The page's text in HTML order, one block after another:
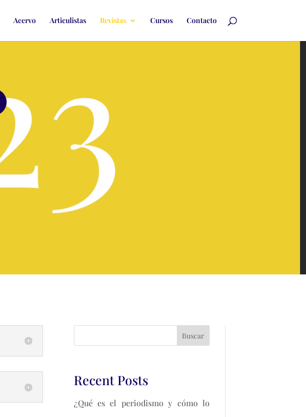
Acervo Articulistas Revistas Cursos Contacto
Buscar
Recent Posts
¿Qué es el periodismo y cómo lo